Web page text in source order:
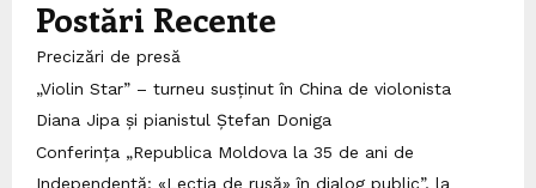
Postări Recente
Precizări de presă
„Violin Star” – turneu susținut în China de violonista
Diana Jipa și pianistul Ștefan Doniga
Conferința „Republica Moldova la 35 de ani de
Independență: «Lecția de rusă» în dialog public”, la